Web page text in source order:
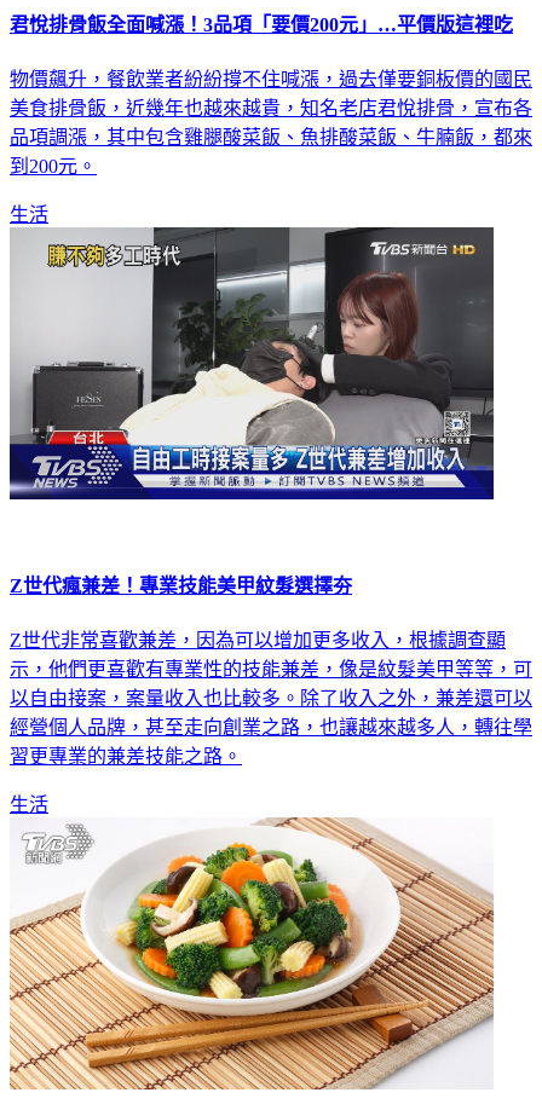
君悅排骨飯全面喊漲！3品項「要價200元」…平價版這裡吃
物價飆升，餐飲業者紛紛撐不住喊漲，過去僅要銅板價的國民
美食排骨飯，近幾年也越來越貴，知名老店君悅排骨，宣布各
品項調漲，其中包含雞腿酸菜飯、魚排酸菜飯、牛腩飯，都來
到200元。
生活
Z世代瘋兼差！專業技能美甲紋髮選擇夯
Z世代非常喜歡兼差，因為可以增加更多收入，根據調查顯
示，他們更喜歡有專業性的技能兼差，像是紋髮美甲等等，可
以自由接案，案量收入也比較多。除了收入之外，兼差還可以
經營個人品牌，甚至走向創業之路，也讓越來越多人，轉往學
習更專業的兼差技能之路。
生活